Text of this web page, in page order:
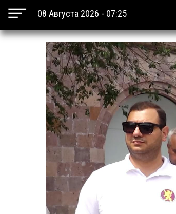
08 Августа 2026 - 07:25